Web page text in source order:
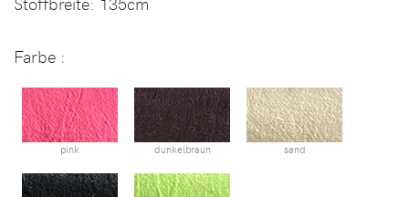
Farbe :
pink dunkelbraun sand